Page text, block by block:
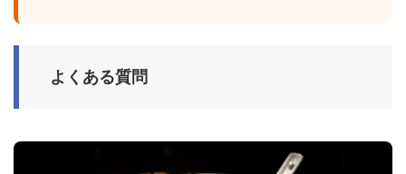
よくある質問